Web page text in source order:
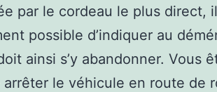
par le cordeau le plus direct,
possible d’indiquer au
ainsi s’y abandonner. Vous
arrêter le véhicule en route de